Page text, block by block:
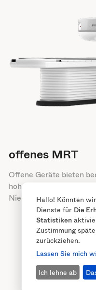
offenes MRT
Offene Geräte bieten
hohe Signal, das für
Niere notwendig ist.
Hallo! Könnten
Dienste für Die
Statistiken
Zustimmung
zurückziehen.
Lassen Sie mich
Ich lehne ab